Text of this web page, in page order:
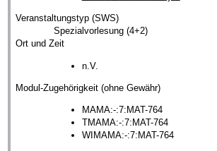
Veranstaltungstyp (SWS)
Spezialvorlesung (4+2)
Ort und Zeit
n.V.
Modul-Zugehörigkeit (ohne Gewähr)
MAMA:-:7:MAT-764
TMAMA:-:7:MAT-764
WIMAMA:-:7:MAT-764